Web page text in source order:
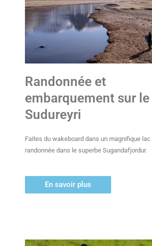
Randonnée et
embarquement sur
Sudureyri
Faites du wakeboard dans un magnifique lac
randonnée dans le superbe Sugandafjordur.
En savoir plus